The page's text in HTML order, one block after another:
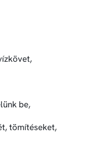
be,
tömítéseket,